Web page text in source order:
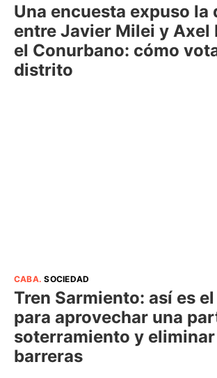
Una encuesta expuso la
entre Javier Milei y Axel
el Conurbano: cómo
distrito
CABA.SOCIEDAD
Tren Sarmiento: así es
para aprovechar una
soterramiento y
barreras